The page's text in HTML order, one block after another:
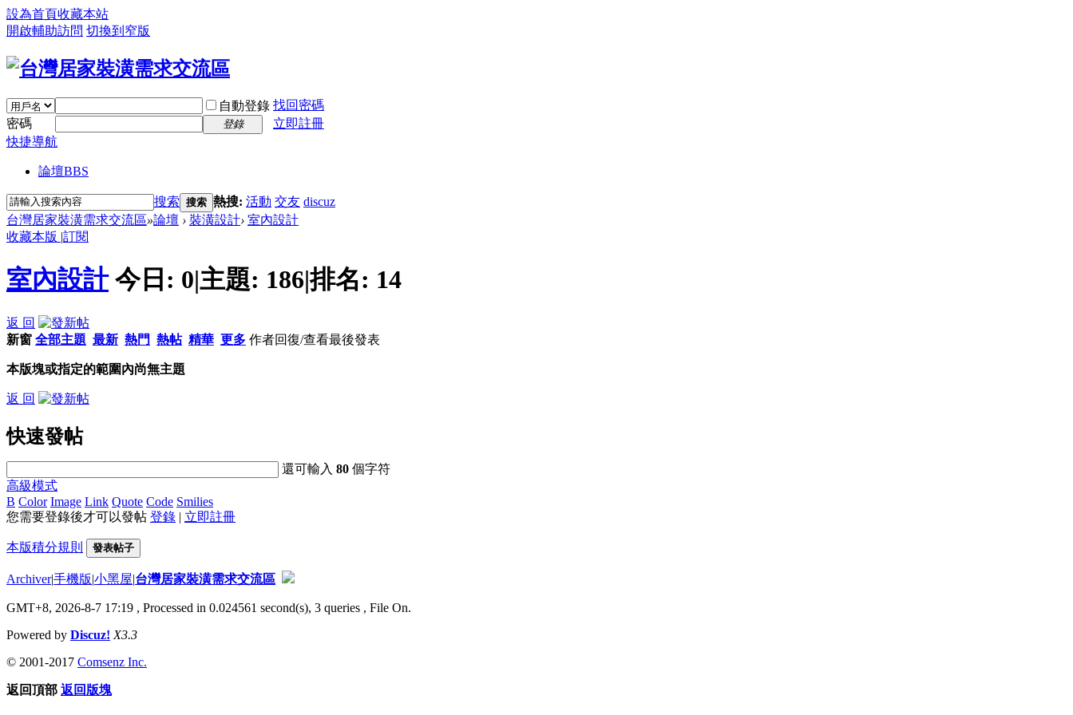
設為首頁收藏本站
開啟輔助訪問 切換到窄版
自動登錄 找回密碼
密碼
登錄
立即註冊
快捷導航
論壇BBS
搜索 搜索 熱搜: 活動 交友 discuz
台灣居家裝潢需求交流區»論壇 › 裝潢設計› 室內設計
收藏本版 |訂閱
室內設計 今日: 0|主題: 186|排名: 14
返 回
新窗 全部主題 最新 熱門 熱帖 精華 更多 作者回復/查看最後發表
本版塊或指定的範圍內尚無主題
返 回
快速發帖
還可輸入80 個字符
高級模式
B Color Image Link Quote Code Smilies
您需要登錄後才可以發帖 登錄 | 立即註冊
本版積分規則 發表帖子
Archiver|手機版|小黑屋|台灣居家裝潢需求交流區
GMT+8, 2026-8-7 17:19 , Processed in 0.024561 second(s), 3 queries , File On.
Powered by Discuz! X3.3
© 2001-2017 Comsenz Inc.
返回頂部 返回版塊